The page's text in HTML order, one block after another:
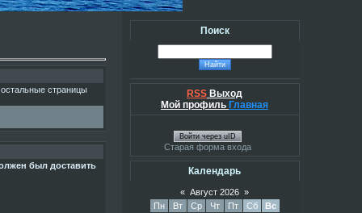
страницы
был доставить
Поиск
RSS Выход
Мой профиль Главная
Войти через uID
Старая форма входа
Календарь
« Август 2026 »
Пн
Вт Ср Чт Пт Сб
Вс